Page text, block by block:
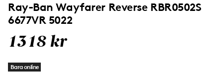
Ray-Ban Wayfarer Reverse RBR0502S
6677VR 5022
1318 kr
Bara online